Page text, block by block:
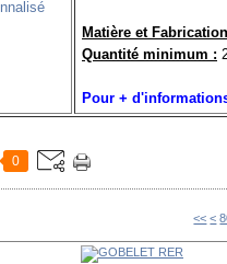
Matière et
Quantité minimum :
Pour +
0
<< <